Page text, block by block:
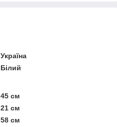
Україна
Білий
45 см
21 см
58 см